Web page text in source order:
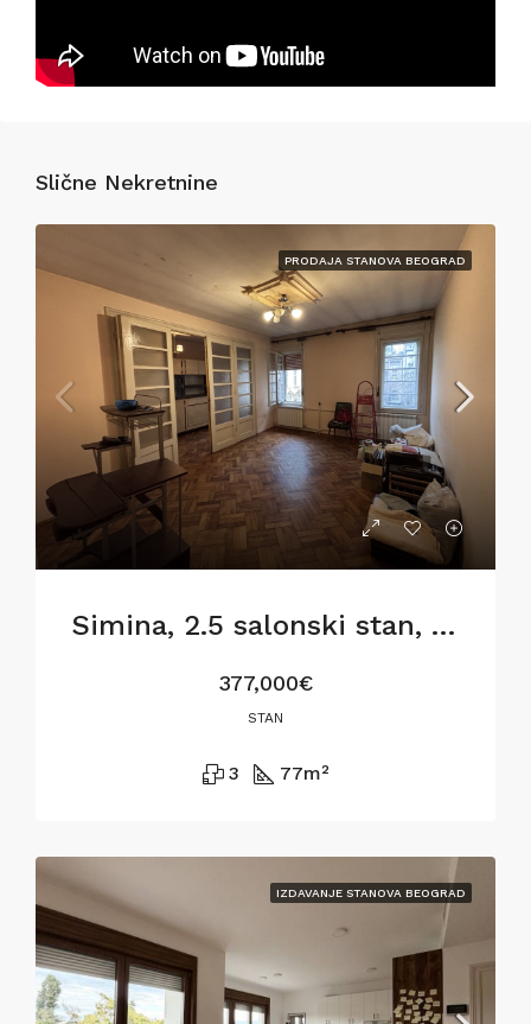
Slične Nekretnine
PRODAJA STANOVA BEOGRAD
Simina, 2.5 salonski stan, 77m2, za renoviranje
377,000€
STAN
3 77m²
IZDAVANJE STANOVA BEOGRAD